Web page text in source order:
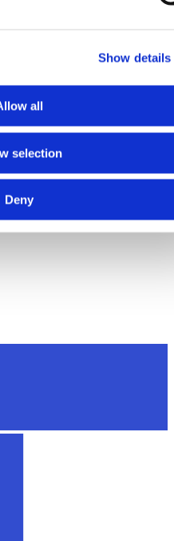
Show details
all
selection
Deny
gallerij
rol 25